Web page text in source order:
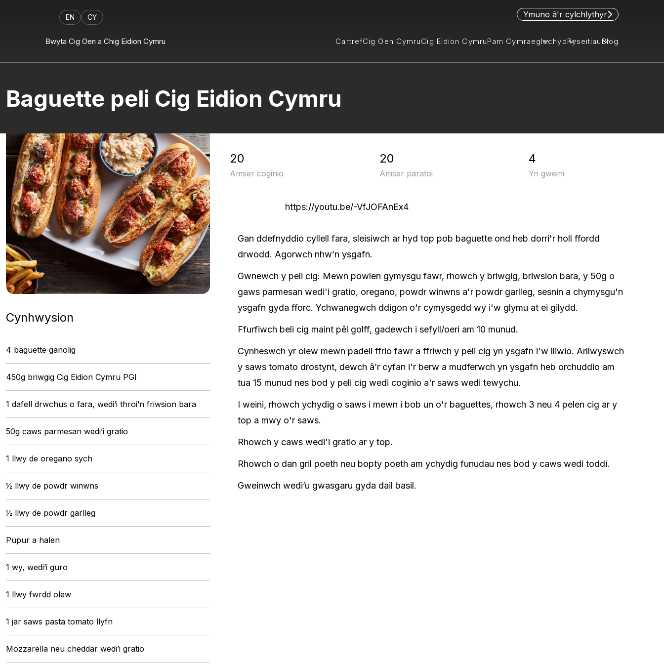
EN CY Ymuno â'r cylchlythyr
Bwyta Cig Oen a Chig Eidion Cymru CartrefCig Oen CymruCig Eidion CymruPam CymraeglechydRyseitiau Blog
Baguette peli Cig Eidion Cymru
Cynhwysion
4 baguette ganolig
450g briwgig Cig Eidion Cymru PGI
1 dafell drwchus o fara, wedi’i throi’n friwsion bara
50g caws parmesan wedi’i gratio
1 llwy de oregano sych
½ llwy de powdr winwns
½ llwy de powdr garlleg
Pupur a halen
1 wy, wedi’i guro
1 llwy fwrdd olew
1 jar saws pasta tomato llyfn
Mozzarella neu cheddar wedi’i gratio
20
Amser coginio
20
Amser paratoi
4
Yn gweini
https://youtu.be/-VfJOFAnEx4
Gan ddefnyddio cyllell fara, sleisiwch ar hyd top pob baguette ond heb dorri'r holl ffordd
drwodd. Agorwch nhw’n ysgafn.
Gwnewch y peli cig: Mewn powlen gymysgu fawr, rhowch y briwgig, briwsion bara, y 50g o
gaws parmesan wedi'i gratio, oregano, powdr winwns a'r powdr garlleg, sesnin a chymysgu'n
ysgafn gyda fforc. Ychwanegwch ddigon o'r cymysgedd wy i'w glymu at ei gilydd.
Ffurfiwch beli cig maint pêl golff, gadewch i sefyll/oeri am 10 munud.
Cynheswch yr olew mewn padell ffrio fawr a ffriwch y peli cig yn ysgafn i'w lliwio. Arllwyswch
y saws tomato drostynt, dewch â’r cyfan i'r berw a mudferwch yn ysgafn heb orchuddio am
tua 15 munud nes bod y peli cig wedi coginio a'r saws wedi tewychu.
I weini, rhowch ychydig o saws i mewn i bob un o'r baguettes, rhowch 3 neu 4 pelen cig ar y
top a mwy o'r saws.
Rhowch y caws wedi'i gratio ar y top.
Rhowch o dan gril poeth neu bopty poeth am ychydig funudau nes bod y caws wedi toddi.
Gweinwch wedi’u gwasgaru gyda dail basil.